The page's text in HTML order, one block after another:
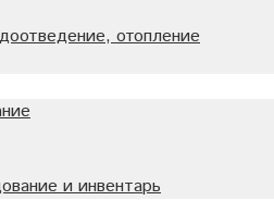
отопление
и инвентарь